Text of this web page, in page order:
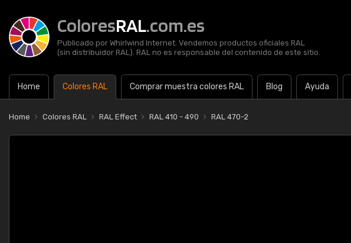
ColoresRAL.com.es
Publicado por Whirlwind Internet. Vendemos productos oficiales RAL
(sin distribuidor RAL). RAL no es responsable del contenido de este sitio.
Home Colores RAL Comprar muestra colores RAL Blog Ayuda
Home Colores RAL RAL Effect RAL 410 - 490 RAL 470-2